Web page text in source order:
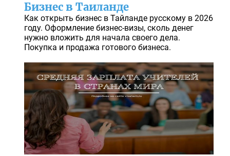
Бизнес в Таиланде
Как открыть бизнес в Тайланде русскому в 2026
году. Оформление бизнес-визы, сколь денег
нужно вложить для начала своего дела.
Покупка и продажа готового бизнеса.